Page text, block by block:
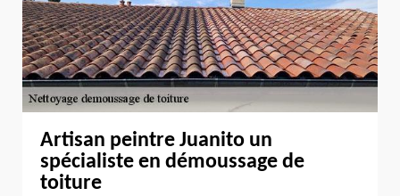
Artisan peintre Juanito un
spécialiste en démoussage de
toiture